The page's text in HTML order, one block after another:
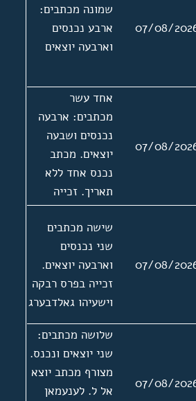
07/08/
שמונה מכתבים:
ארבע נכנסים
וארבעה יוצאים
07/08/
אחד עשר
מכתבים: ארבעה
נכנסים ושבעה
יוצאים. מכתב
נכנס אחד ללא
תאריך. זכייה
בפרסים באלער
ורובינליכט
07/08/
שישה מכתבים
שני נכנסים
וארבעה יוצאים.
זכייה בפרס רבקה
וישעיהו גאלדבערג
07/08/
שלושה מכתבים:
שני יוצאים ונכנס.
מצורף מכתב יוצא
אל ל. לענעמאן